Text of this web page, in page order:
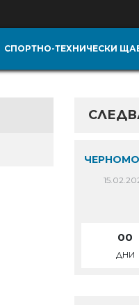
СПОРТНО-ТЕХНИЧЕСКИ
00
ДНИ